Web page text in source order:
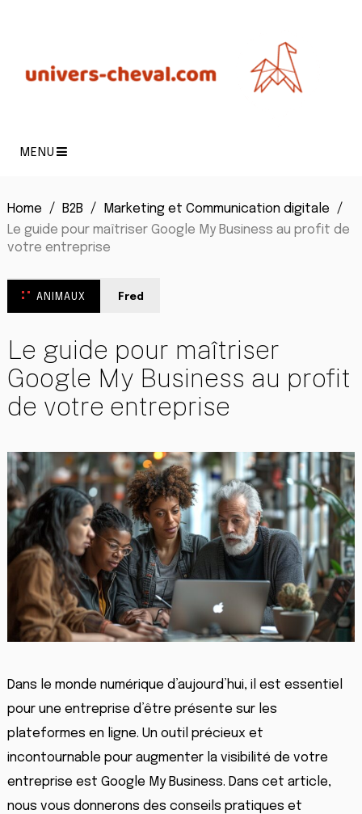
MENU
Home B2B
Marketing et Communication digitale
Le guide pour maîtriser Google My Business au profit de
votre entreprise
ANIMAUX Fred
Le guide pour maîtriser
Google My Business au profit
de votre entreprise
Dans le monde numérique d’aujourd’hui, il est essentiel
pour une entreprise d’être présente sur les
plateformes en ligne. Un outil précieux et
incontournable pour augmenter la visibilité de votre
entreprise est Google My Business. Dans cet article,
nous vous donnerons des conseils pratiques et